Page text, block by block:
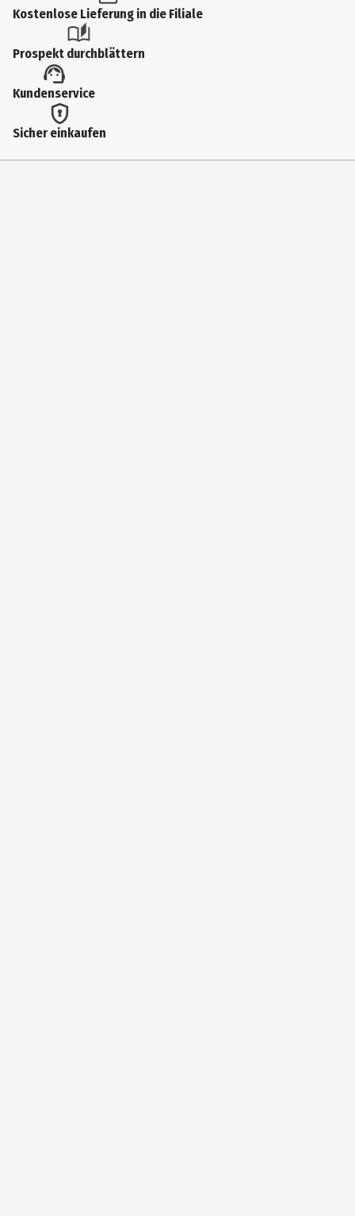
Kostenlose Lieferung in die Filiale
Prospekt durchblättern
Kundenservice
Sicher einkaufen